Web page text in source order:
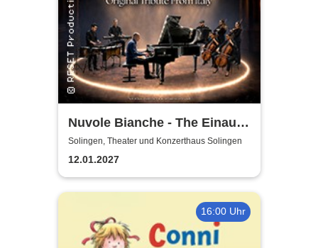
Nuvole Bianche - The Einaudi
Experience - Original Tribute
from Italy
Solingen, Theater und Konzerthaus Solingen
12.01.2027
16:00 Uhr